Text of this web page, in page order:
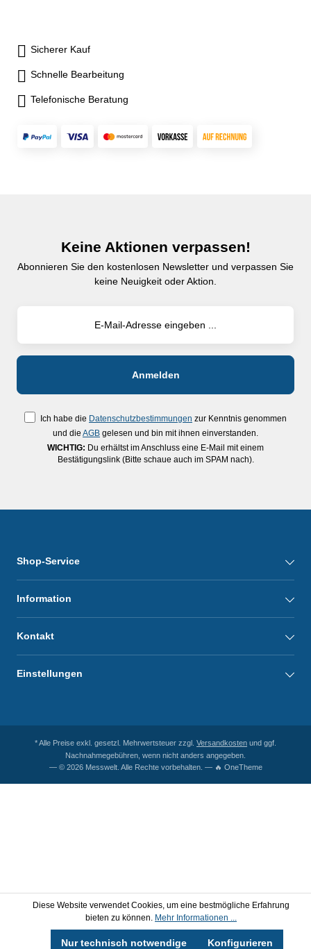
Sicherer Kauf
Schnelle Bearbeitung
Telefonische Beratung
Keine Aktionen verpassen!
Abonnieren Sie den kostenlosen Newsletter und verpassen Sie
keine Neuigkeit oder Aktion.
Ich habe die Datenschutzbestimmungen zur Kenntnis genommen
und die AGB gelesen und bin mit ihnen einverstanden.
WICHTIG: Du erhältst im Anschluss eine E-Mail mit einem
Bestätigungslink (Bitte schaue auch im SPAM nach).
Shop-Service
Information
Kontakt
Einstellungen
* Alle Preise exkl. gesetzl. Mehrwertsteuer zzgl. Versandkosten und ggf.
Nachnahmegebühren, wenn nicht anders angegeben.
— © 2026 Messwelt. Alle Rechte vorbehalten. — 🔥 OneTheme
Diese Website verwendet Cookies, um eine bestmögliche Erfahrung
bieten zu können. Mehr Informationen ...
Nur technisch notwendige Konfigurieren